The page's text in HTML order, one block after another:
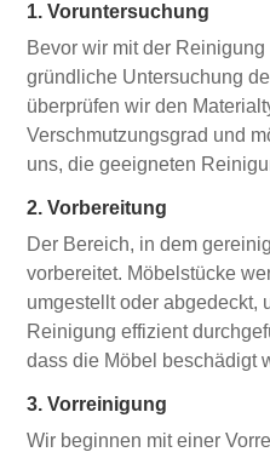
1. Voruntersuchung
Bevor wir mit der
gründliche Untersuchung
überprüfen wir den
Verschmutzungsgrad und
uns, die geeigneten
2. Vorbereitung
Der Bereich, in dem
vorbereitet. Möbelstücke
umgestellt oder abgedeckt,
Reinigung effizient
dass die Möbel beschädigt
3. Vorreinigung
Wir beginnen mit einer